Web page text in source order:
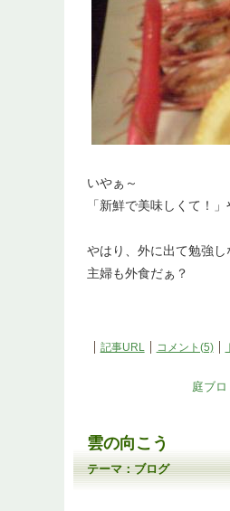
いやぁ～
「新鮮で美味しくて！
やはり、外に出て勉強
主婦も外食だぁ？
記事URL コメント(5)
庭ブ
雲の向こう
テーマ：ブログ